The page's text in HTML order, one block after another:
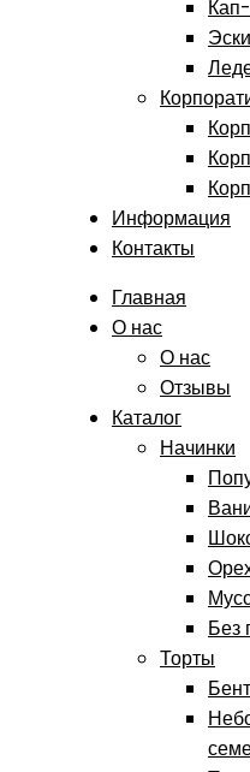
Информация
Контакты
Главная
О нас
О нас
Отзывы
Каталог
Начинки
Без
Торты